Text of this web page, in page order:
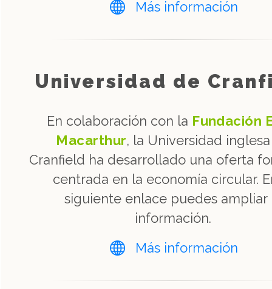
Más información
Universidad de
En colaboración con la Fundación
Macarthur, la Universidad
Cranfield ha desarrollado una oferta
centrada en la economía circular.
siguiente enlace puedes ampliar
información.
Más información